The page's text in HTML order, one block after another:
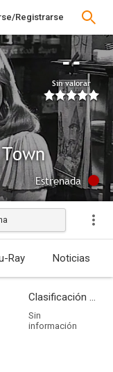
Registrarse
--
Sin valorar
Estrenada
Ray Noticias
Clasificación por edades
Sin
información